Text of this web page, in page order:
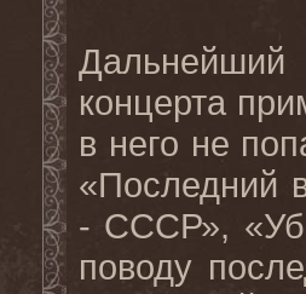
концерта
в него не
«Последний
- СССР»,
поводу